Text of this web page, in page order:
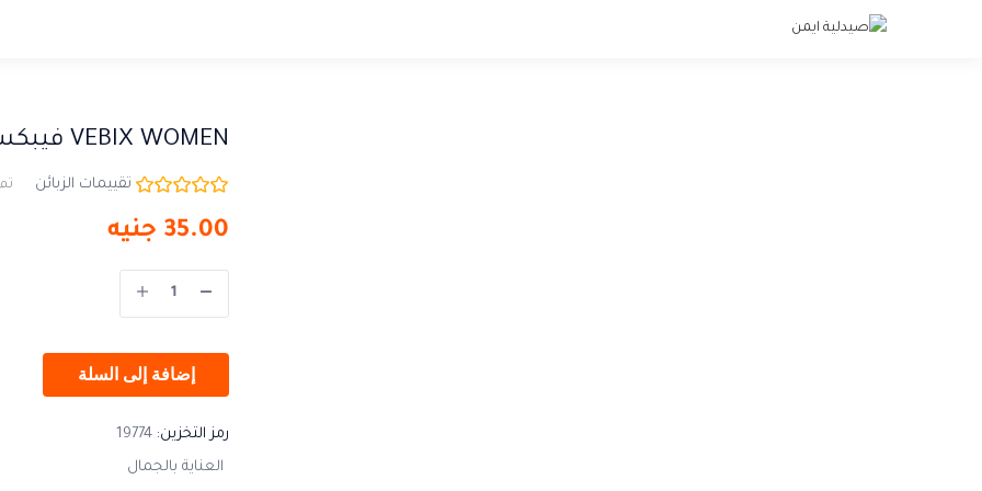
VEBIX WOMEN فيبكس مزيل
تقييمات الزبائن
35.00 جنيه
إضافة إلى السلة
رمز التخزين: 19774
العناية بالجمال